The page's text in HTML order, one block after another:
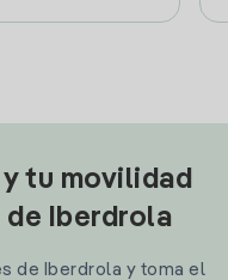
tu movilidad
de Iberdrola
de Iberdrola y toma el